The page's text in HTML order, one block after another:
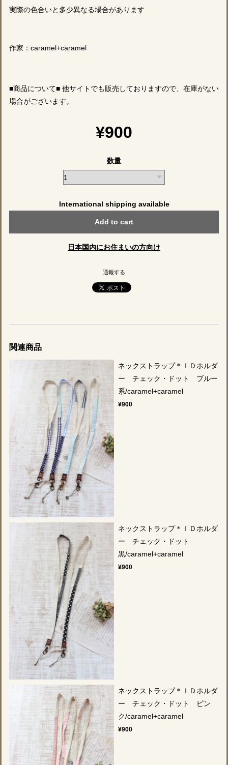
実際の色合いと多少異なる場合があります
作家：caramel+caramel
■商品について■ 他サイトでも販売しておりますので、在庫がない
場合がございます。
¥900
数量
International shipping available
Add to cart
日本国内にお住まいの方向け
通報する
関連商品
ネックストラップ＊ＩＤホルダ
ー チェック・ドット ブルー
系/caramel+caramel
¥900
ネックストラップ＊ＩＤホルダ
ー チェック・ドット
黒/caramel+caramel
¥900
ネックストラップ＊ＩＤホルダ
ー チェック・ドット ピン
ク/caramel+caramel
¥900